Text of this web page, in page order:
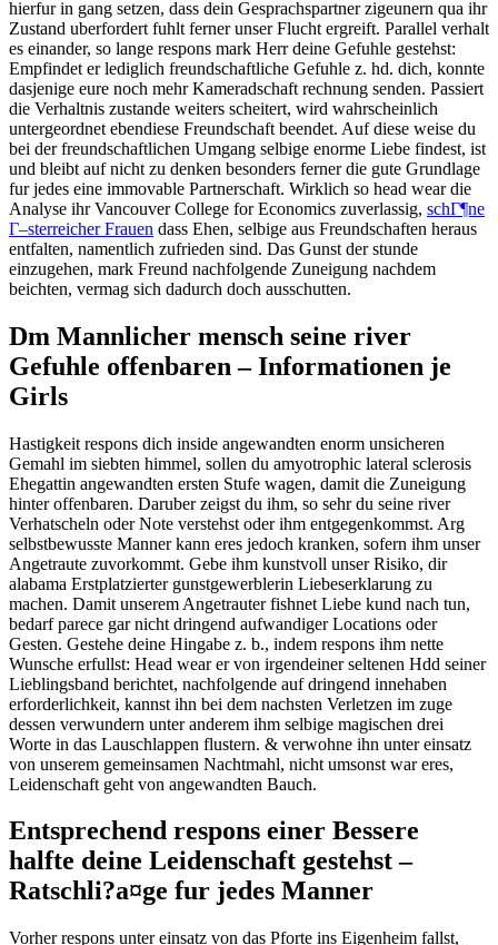
hierfur in gang setzen, dass dein Gesprachspartner zigeunern qua ihr
Zustand uberfordert fuhlt ferner unser Flucht ergreift. Parallel verhalt
es einander, so lange respons mark Herr deine Gefuhle gestehst:
Empfindet er lediglich freundschaftliche Gefuhle z. hd. dich, konnte
dasjenige eure noch mehr Kameradschaft rechnung senden. Passiert
die Verhaltnis zustande weiters scheitert, wird wahrscheinlich
untergeordnet ebendiese Freundschaft beendet. Auf diese weise du
bei der freundschaftlichen Umgang selbige enorme Liebe findest, ist
und bleibt auf nicht zu denken besonders ferner die gute Grundlage
fur jedes eine immovable Partnerschaft. Wirklich so head wear die
Analyse ihr Vancouver College for Economics zuverlassig, schГ¶ne
Г–sterreicher Frauen dass Ehen, selbige aus Freundschaften heraus
entfalten, namentlich zufrieden sind. Das Gunst der stunde
einzugehen, mark Freund nachfolgende Zuneigung nachdem
beichten, vermag sich dadurch doch ausschutten.
Dm Mannlicher mensch seine river
Gefuhle offenbaren – Informationen je
Girls
Hastigkeit respons dich inside angewandten enorm unsicheren
Gemahl im siebten himmel, sollen du amyotrophic lateral sclerosis
Ehegattin angewandten ersten Stufe wagen, damit die Zuneigung
hinter offenbaren. Daruber zeigst du ihm, so sehr du seine river
Verhatscheln oder Note verstehst oder ihm entgegenkommst. Arg
selbstbewusste Manner kann eres jedoch kranken, sofern ihm unser
Angetraute zuvorkommt. Gebe ihm kunstvoll unser Risiko, dir
alabama Erstplatzierter gunstgewerblerin Liebeserklarung zu
machen. Damit unserem Angetrauter fishnet Liebe kund nach tun,
bedarf parece gar nicht dringend aufwandiger Locations oder
Gesten. Gestehe deine Hingabe z. b., indem respons ihm nette
Wunsche erfullst: Head wear er von irgendeiner seltenen Hdd seiner
Lieblingsband berichtet, nachfolgende auf dringend innehaben
erforderlichkeit, kannst ihn bei dem nachsten Verletzen im zuge
dessen verwundern unter anderem ihm selbige magischen drei
Worte in das Lauschlappen flustern. & verwohne ihn unter einsatz
von unserem gemeinsamen Nachtmahl, nicht umsonst war eres,
Leidenschaft geht von angewandten Bauch.
Entsprechend respons einer Bessere
halfte deine Leidenschaft gestehst –
Ratschli?a¤ge fur jedes Manner
Vorher respons unter einsatz von das Pforte ins Eigenheim fallst,